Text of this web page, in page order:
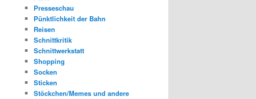
Presseschau
Pünktlichkeit der Bahn
Reisen
Schnittkritik
Schnittwerkstatt
Shopping
Socken
Sticken
Stöckchen/Memes und andere